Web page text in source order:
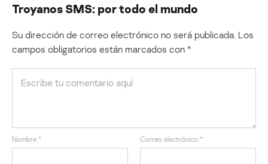
Troyanos SMS: por todo el mundo
Su dirección de correo electrónico no será publicada. Los
campos obligatorios están marcados con *
Nombre * Correo electrónico *